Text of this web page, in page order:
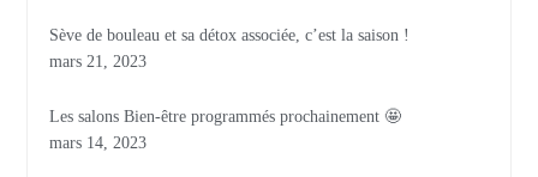
Sève de bouleau et sa détox associée, c’est la saison !
mars 21, 2023
Les salons Bien-être programmés prochainement 🤩
mars 14, 2023